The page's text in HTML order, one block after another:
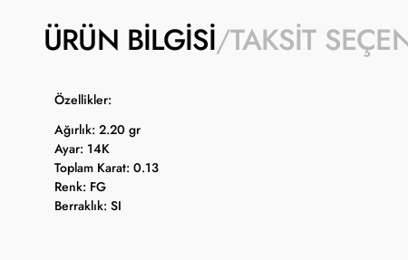
ÜRÜN BILGISI TAKSIT
Özellikler:
Ağırlık: 2.20 gr
Ayar: 14K
Toplam Karat: 0.13
Renk: FG
Berraklık: SI